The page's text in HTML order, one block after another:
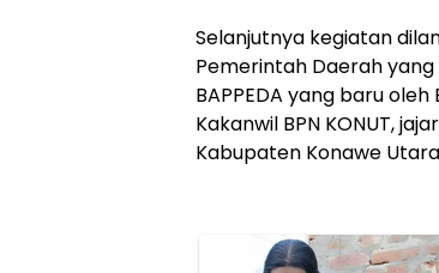
Selanjutnya kegiatan
Pemerintah Daerah
BAPPEDA yang baru
Kakanwil BPN KONUT,
Kabupaten Konawe